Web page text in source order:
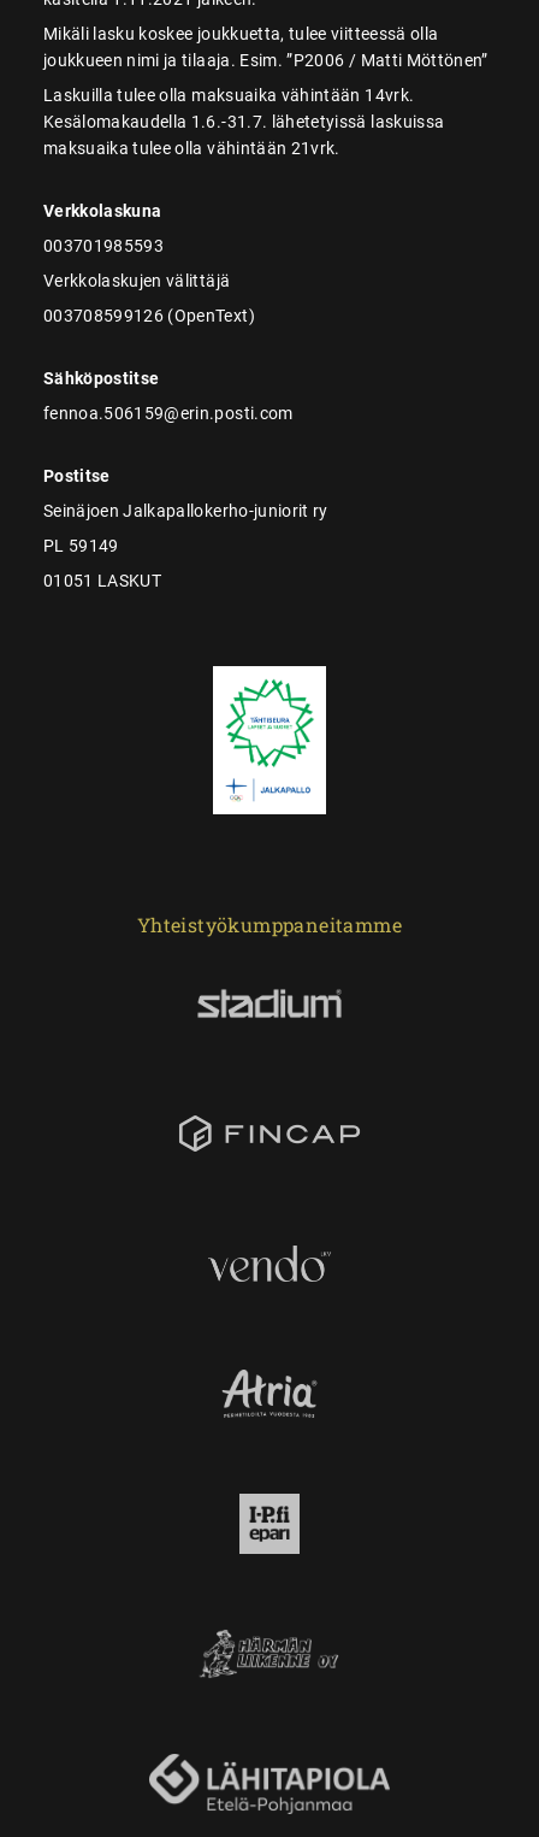
Mikäli lasku koskee joukkuetta, tulee viitteessä olla
joukkueen nimi ja tilaaja. Esim. ”P2006 / Matti Möttönen”
Laskuilla tulee olla maksuaika vähintään 14vrk.
Kesälomakaudella 1.6.-31.7. lähetetyissä laskuissa
maksuaika tulee olla vähintään 21vrk.
Verkkolaskuna
003701985593
Verkkolaskujen välittäjä
003708599126 (OpenText)
Sähköpostitse
fennoa.506159@erin.posti.com
Postitse
Seinäjoen Jalkapallokerho-juniorit ry
PL 59149
01051 LASKUT
Yhteistyökumppaneitamme